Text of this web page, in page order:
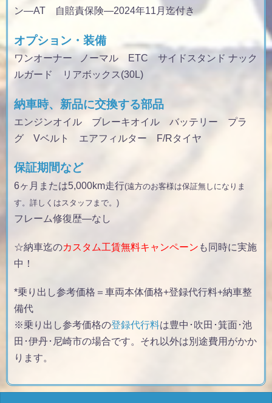
ン—AT 自賠責保険—2024年11月迄付き
オプション・装備
ワンオーナー ノーマル ETC サイドスタンド ナック
ルガード リアボックス(30L)
納車時、新品に交換する部品
エンジンオイル ブレーキオイル バッテリー プラ
グ Vベルト エアフィルター F/Rタイヤ
保証期間など
6ヶ月または5,000km走行(遠方のお客様は保証無しになりま
す。詳しくはスタッフまで。)
フレーム修復歴—なし
☆納車迄のカスタム工賃無料キャンペーン も同時に実施
中！
*乗り出し参考価格＝車両本体価格+登録代行料+納車整
備代
※乗り出し参考価格の登録代行料は豊中･吹田･箕面･池
田･伊丹･尼崎市の場合です。それ以外は別途費用がかか
ります。